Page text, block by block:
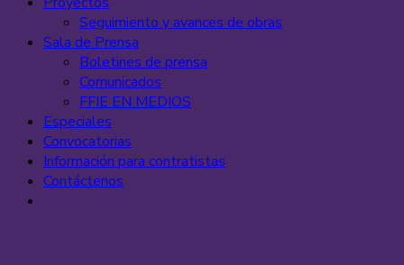
Seguimiento y avances de obras
Sala de Prensa
Boletines de prensa
Comunicados
FFIE EN MEDIOS
Especiales
Convocatorias
Información para contratistas
Contáctenos